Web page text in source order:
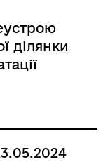
ділянки